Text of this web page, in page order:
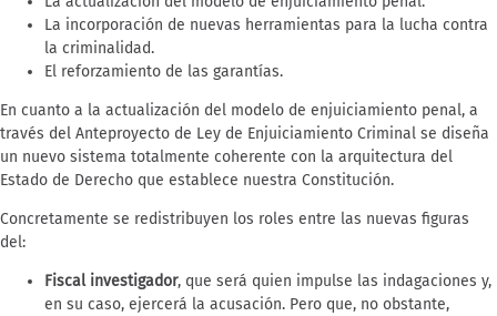
La incorporación de nuevas herramientas para la lucha contra
la criminalidad.
El reforzamiento de las garantías.
En cuanto a la actualización del modelo de enjuiciamiento penal, a
través del Anteproyecto de Ley de Enjuiciamiento Criminal se diseña
un nuevo sistema totalmente coherente con la arquitectura del
Estado de Derecho que establece nuestra Constitución.
Concretamente se redistribuyen los roles entre las nuevas figuras
del:
Fiscal investigador, que será quien impulse las indagaciones y,
en su caso, ejercerá la acusación. Pero que, no obstante,